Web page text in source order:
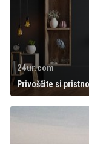
24ur.com
Privoščite si